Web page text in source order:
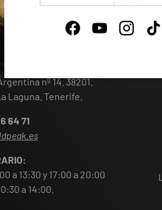
FacebookYouTube
STORE
nº 14. 38201.
Laguna. Tenerife.
64 71
a 13:30 y 17:00 a 20:00
a 14:00.